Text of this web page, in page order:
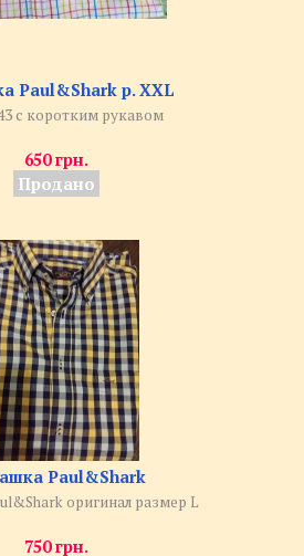
Paul&Shark р. XXL
с коротким рукавом
650 грн.
Продано
Paul&Shark
оригинал размер L
750 грн.